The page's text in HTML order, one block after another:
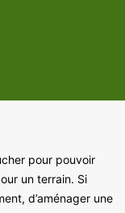
pour pouvoir
un terrain. Si
d’aménager une